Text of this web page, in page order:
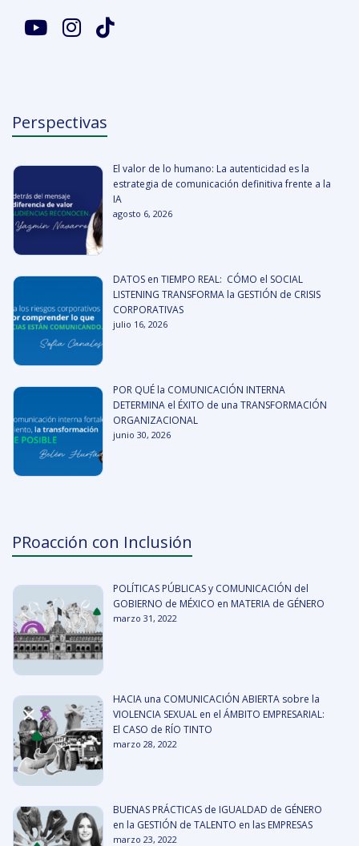
Perspectivas
El valor de lo humano: La autenticidad es la
estrategia de comunicación definitiva frente a la
IA
agosto 6, 2026
DATOS en TIEMPO REAL: CÓMO el SOCIAL
LISTENING TRANSFORMA la GESTIÓN de CRISIS
CORPORATIVAS
julio 16, 2026
POR QUÉ la COMUNICACIÓN INTERNA
DETERMINA el ÉXITO de una TRANSFORMACIÓN
ORGANIZACIONAL
junio 30, 2026
PRoacción con Inclusión
POLÍTICAS PÚBLICAS y COMUNICACIÓN del
GOBIERNO de MÉXICO en MATERIA de GÉNERO
marzo 31, 2022
HACIA una COMUNICACIÓN ABIERTA sobre la
VIOLENCIA SEXUAL en el ÁMBITO EMPRESARIAL:
El CASO de RÍO TINTO
marzo 28, 2022
BUENAS PRÁCTICAS de IGUALDAD de GÉNERO
en la GESTIÓN de TALENTO en las EMPRESAS
marzo 23, 2022